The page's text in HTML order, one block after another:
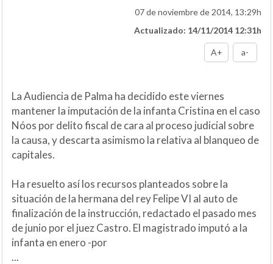
07 de noviembre de 2014, 13:29h
Actualizado: 14/11/2014 12:31h
A+ a-
La Audiencia de Palma ha decidido este viernes
mantener la imputación de la infanta Cristina en el caso
Nóos por delito fiscal de cara al proceso judicial sobre
la causa, y descarta asimismo la relativa al blanqueo de
capitales.
Ha resuelto así los recursos planteados sobre la
situación de la hermana del rey Felipe VI al auto de
finalización de la instrucción, redactado el pasado mes
de junio por el juez Castro. El magistrado imputó a la
infanta en enero -por
...